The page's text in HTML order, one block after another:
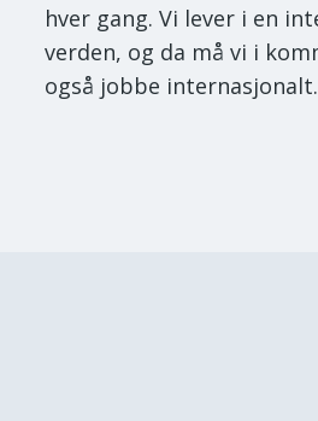
hver gang. Vi lever i en
verden, og da må vi i
også jobbe internasjonalt.